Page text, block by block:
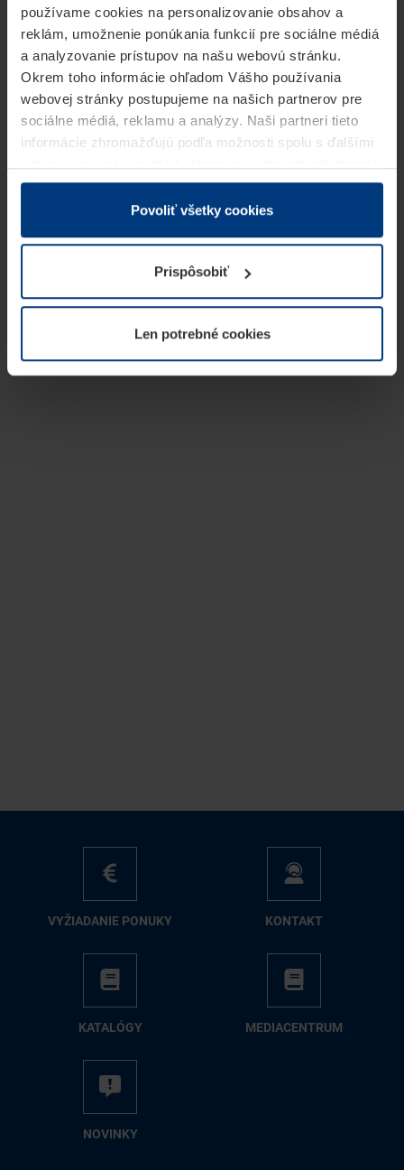
používame cookies na personalizovanie obsahov a
reklám, umožnenie ponúkania funkcií pre sociálne médiá
a analyzovanie prístupov na našu webovú stránku.
Okrem toho informácie ohľadom Vášho používania
webovej stránky postupujeme na našich partnerov pre
sociálne médiá, reklamu a analýzy. Naši partneri tieto
informácie zhromažďujú podľa možnosti spolu s ďalšími
v rámci Vášho využívania služieb.
Z právneho hľadiska môžeme cookies ukladať na Vašom
prevádzku tejto stránky. Pre všetky ostatné typy cookie
potrebujeme Vaše povolenie. Vaše povolenie môžete
kedykoľvek zmeniť alebo odvolať vo vysvetlení cookie
našej webovej stránky.
Povoliť všetky cookies
Prispôsobiť
Len potrebné cookies
VY­ŽIA­DA­NIE PO­NU­KY KON­TAKT
KA­TA­LÓ­GY ME­DIA­CEN­TRUM
NO­VIN­KY